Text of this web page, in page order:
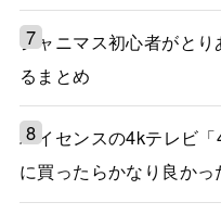
シャニマス初心者がと
るまとめ
ハイセンスの4kテレビ
に買ったらかなり良かっ